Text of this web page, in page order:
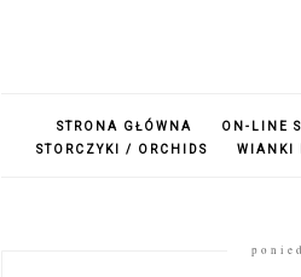
STRONA GŁÓWNA ON-LINE
STORCZYKI / ORCHIDS
WIANKI